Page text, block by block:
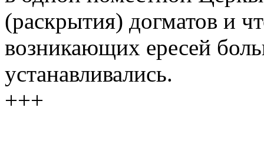
(раскрытия) догматов и
возникающих ересей
устанавливались.
+++